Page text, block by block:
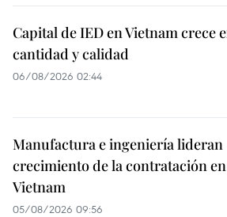
Capital de IED en Vietnam crece
cantidad y calidad
06/08/2026 02:44
Manufactura e ingeniería lideran
crecimiento de la contratación en
Vietnam
05/08/2026 09:56